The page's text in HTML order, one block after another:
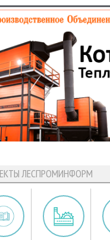
ЛЕСПРОМИНФОРМ